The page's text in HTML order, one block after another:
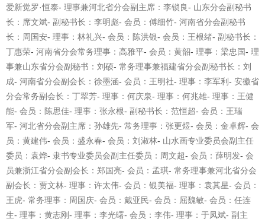
爱新觉罗·恒泰- 理事兼河北省分会副主席：李锁良- 山东分会副秘书
长：席文斌- 副秘书长：李明彪- 会员：傅细竹- 河南省分会副秘书
长：周国安- 理事：林礼兴- 会员：陈洪银- 会员：王根绪- 副秘书长：
丁惠荣- 河南省分会常务理事：高雅平- 会员：黄韶- 理事：梁忠国- 理
事兼山东省分会副秘书：刘硕- 常务理事兼福建省分会副秘书长：刘
成- 河南省分会副会长：徐墨涵- 会员：王明社- 理事：李军利 - 安徽省
分会常务副会长：丁翠芳- 理事：何庆泉- 理事：何兆雄- 理事：王健
能- 会员：陈思佳- 理事：张永根- 副秘书长：范恒超- 会员：王瑞
军- 河北省分会副主席：孙雄先- 常务理事：张更煜- 会员：金卓辉- 会
员：黄建伟- 会员：盛永春- 会员：刘淑林- 山水画专业委员会副主任
委员：袁烨- 隶书专业委员会副主任委员：周文超- 会员：薛明发- 会
员兼浙江省分会副会长：郑国亮- 会员：孟琪- 常务理事兼河北省分会
副会长：贾文林- 理事：许太伟- 会员：银美福- 理事：袁其星- 会员：
王虎- 常务理事：周国庆- 会员：戴亚民- 会员：屈魏敏- 会员：任连
生- 理事：黄志刚- 理事：李光曙- 会员：李伟- 理事：于凤斌- 副主